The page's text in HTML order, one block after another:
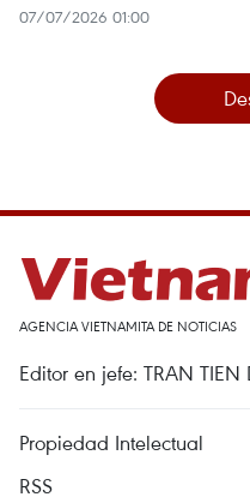
07/07/2026 01:00
AGENCIA VIETNAMITA DE NOTICIAS
Editor en jefe: TRAN TIEN
Propiedad Intelectual
RSS